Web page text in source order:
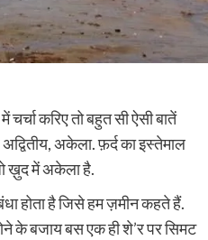
करिए तो बहुत सी ऐसी बातें
अकेला. फ़र्द का इस्तेमाल
ख़ुद में अकेला है.
होता है जिसे हम ज़मीन कहते हैं.
के बजाय बस एक ही शे’र पर सिमट